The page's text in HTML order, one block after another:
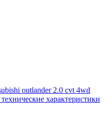
outlander 2.0 cvt 4wd
характеристики